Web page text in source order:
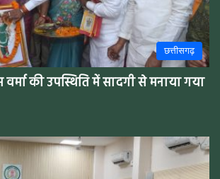
छत्तीसगढ़
वर्मा की उपस्थिति में सादगी से मनाया गया